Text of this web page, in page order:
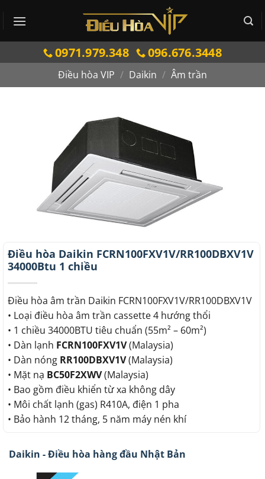
qua
0971.979.348 096.676.3448
Điều hòa VIP / Daikin / Âm trần
Điều hòa Daikin FCRN100FXV1V/RR100DBXV1V
34000Btu 1 chiều
Điều hòa âm trần Daikin FCRN100FXV1V/RR100DBXV1V
• Loại điều hòa âm trần cassette 4 hướng thổi
• 1 chiều 34000BTU tiêu chuẩn (55m² – 60m²)
• Dàn lạnh FCRN100FXV1V(Malaysia)
• Dàn nóng RR100DBXV1V(Malaysia)
• Mặt nạ BC50F2XWV(Malaysia)
• Bao gồm điều khiển từ xa không dây
• Môi chất lạnh (gas) R410A, điện 1 pha
• Bảo hành 12 tháng, 5 năm máy nén khí
Daikin - Điều hòa hàng đầu Nhật Bản